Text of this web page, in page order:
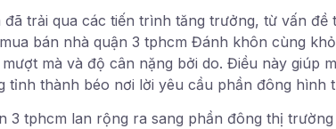
đã trải qua các tiến trình tăng trưởng, từ vấn
bán nhà quận 3 tphcm Đánh khôn cùng
mà và độ cân nặng bởi do. Điều này giúp
tỉnh thành béo nơi lời yêu cầu phần đông hình
3 tphcm lan rộng ra sang phần đông thị